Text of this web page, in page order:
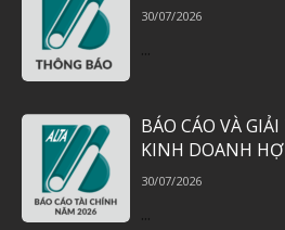
30/07/2026
...
BÁO CÁO VÀ
KINH DOANH
30/07/2026
...